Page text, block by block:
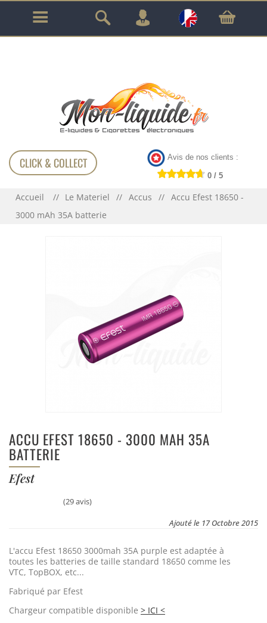
GARANTIE À VIE SUR TOUT LE MATÉRIEL
!!!
CLICK & COLLECT Avis de nos clients :
0 / 5
Accueil Le Materiel Accus
Accu Efest 18650 -
3000 mAh 35A batterie
ACCU EFEST 18650 - 3000 MAH 35A
BATTERIE
Efest
(29 avis)
Ajouté le 17 Octobre 2015
L'accu Efest 18650 3000mah 35A purple est adaptée à
toutes les batteries de taille standard 18650 comme les
VTC, TopBOX, etc...
Fabriqué par Efest
Chargeur compatible disponible > ICI <